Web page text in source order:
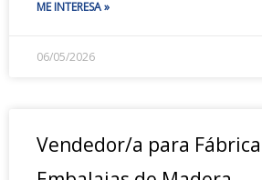
ME INTERESA »
06/05/2026
Vendedor/a para